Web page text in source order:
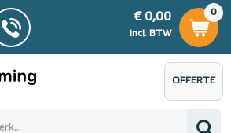
0
€ 0,00
incl. BTW
€ 0,00
OFFERTE
AANVRAGEN